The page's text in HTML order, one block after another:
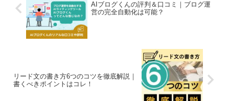
AIブログくんの評判＆口コミ｜ブログ運
営の完全自動化は可能？
リード文の書き方6つのコツを徹底解説｜
書くべきポイントはコレ！